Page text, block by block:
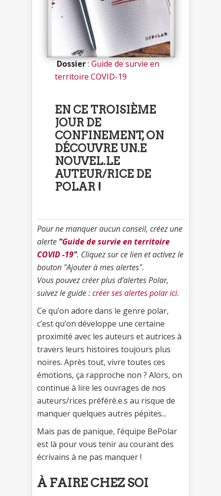
Dossier:Guide de survie en
territoire COVID-19
EN CE TROISIÈME
JOUR DE
CONFINEMENT, ON
DÉCOUVRE UN.E
NOUVEL.LE
AUTEUR/RICE DE
POLAR !
Pour ne manquer aucun conseil, créez une
alerte "Guide de survie en territoire
COVID -19". Cliquez sur ce lien et activez le
bouton "Ajouter à mes alertes".
Vous pouvez créer plus d’alertes Polar,
suivez le guide :créer ses alertes polar ici.
Ce qu’on adore dans le genre polar,
c’est qu’on développe une certaine
proximité avec les auteurs et autrices à
travers leurs histoires toujours plus
noires. Après tout, vivre toutes ces
émotions, ça rapproche non ? Alors, on
continue à lire les ouvrages de nos
auteurs/rices préféré.e.s au risque de
manquer quelques autres pépites...
Mais pas de panique, l’équipe BePolar
est là pour vous tenir au courant des
écrivains à ne pas manquer !
À FAIRE CHEZ SOI